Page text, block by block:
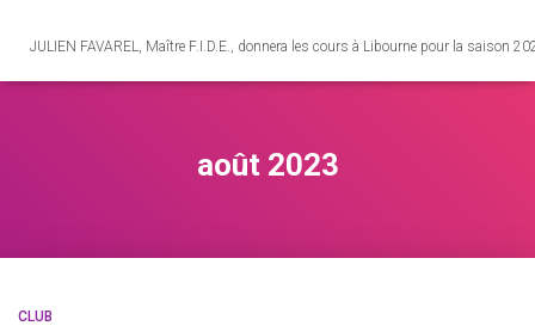
JULIEN FAVAREL, Maître F.I.D.E., donnera les cours à Libourne pour la saison
août 2023
CLUB